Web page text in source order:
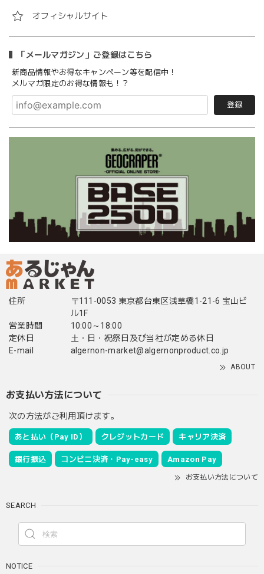
オフィシャルサイト
「メールマガジン」ご登録はこちら
新商品情報やお得なキャンペーン等を配信中！
メルマガ限定のお得な情報も！？
登録
住所
〒111-0053 東京都台東区浅草橋1-21-6 宝山ビ
ル1F
営業時間
10:00～18:00
定休日
土・日・祝祭日及び当社が定める休日
E-mail
algernon-market@algernonproduct.co.jp
ABOUT
お支払い方法について
次の方法がご利用頂けます。
あと払い（Pay ID） クレジットカード キャリア決済
銀行振込 コンビニ決済・Pay-easy Amazon Pay
お支払い方法について
SEARCH
NOTICE